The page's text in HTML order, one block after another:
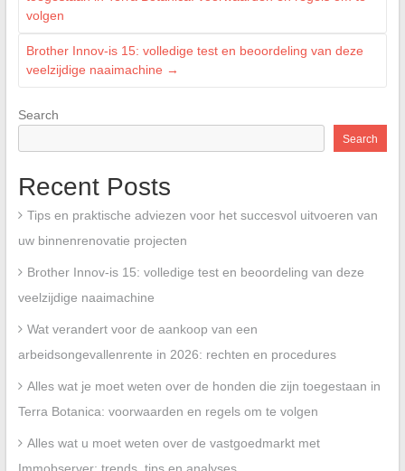
volgen
Brother Innov-is 15: volledige test en beoordeling van deze
veelzijdige naaimachine →
Search
Search
Recent Posts
Tips en praktische adviezen voor het succesvol uitvoeren van
uw binnenrenovatie projecten
Brother Innov-is 15: volledige test en beoordeling van deze
veelzijdige naaimachine
Wat verandert voor de aankoop van een
arbeidsongevallenrente in 2026: rechten en procedures
Alles wat je moet weten over de honden die zijn toegestaan in
Terra Botanica: voorwaarden en regels om te volgen
Alles wat u moet weten over de vastgoedmarkt met